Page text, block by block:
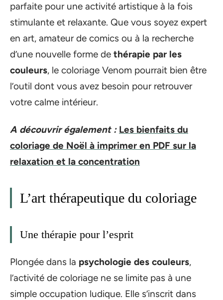
parfaite pour une activité artistique à la fois
stimulante et relaxante. Que vous soyez expert
en art, amateur de comics ou à la recherche
d’une nouvelle forme de thérapie par les
couleurs, le coloriage Venom pourrait bien être
l’outil dont vous avez besoin pour retrouver
votre calme intérieur.
A découvrir également : Les bienfaits du
coloriage de Noël à imprimer en PDF sur la
relaxation et la concentration
L’art thérapeutique du coloriage
Une thérapie pour l’esprit
Plongée dans la psychologie des couleurs,
l’activité de coloriage ne se limite pas à une
simple occupation ludique. Elle s’inscrit dans